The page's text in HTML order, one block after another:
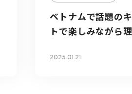
ベトナムで話題の
トで楽しみながら
2025.01.21